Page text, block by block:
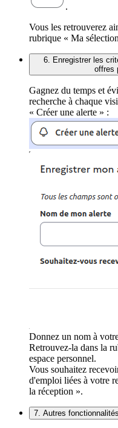
.
Vous les retrouverez
rubrique « Ma
6. Enregistrer les
offres
Gagnez du temps et
recherche à chaque
« Créer une alerte » :
Donnez un nom à
Retrouvez-la dans la
espace personnel.
Vous souhaitez
d'emploi liées à votre
la réception ».
7. Autres fonctionnalités